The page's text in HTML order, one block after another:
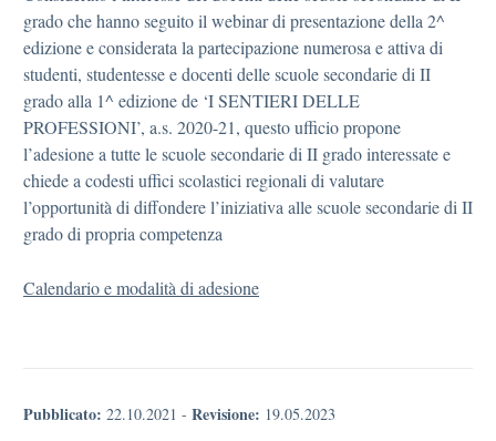
grado che hanno seguito il webinar di presentazione della 2^
edizione e considerata la partecipazione numerosa e attiva di
studenti, studentesse e docenti delle scuole secondarie di II
grado alla 1^ edizione de ‘I SENTIERI DELLE
PROFESSIONI’, a.s. 2020-21, questo ufficio propone
l’adesione a tutte le scuole secondarie di II grado interessate e
chiede a codesti uffici scolastici regionali di valutare
l’opportunità di diffondere l’iniziativa alle scuole secondarie di II
grado di propria competenza
Calendario e modalità di adesione
Pubblicato: 22.10.2021 - Revisione: 19.05.2023